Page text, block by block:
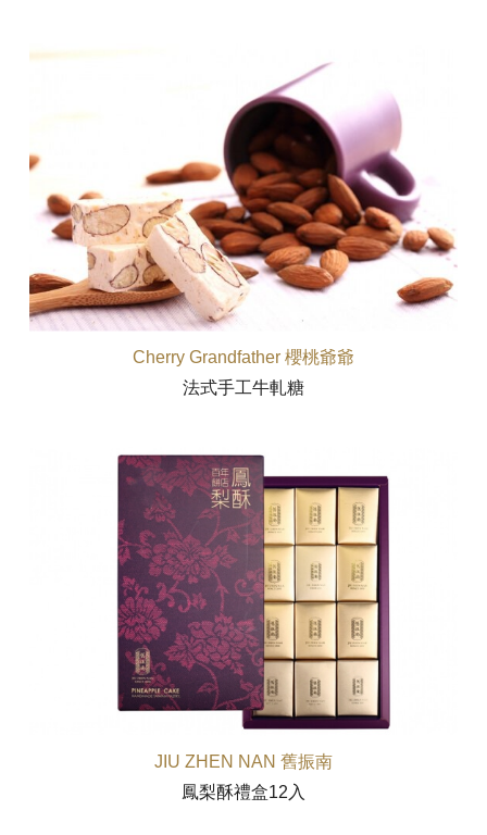
Cherry Grandfather 櫻桃爺爺
法式手工牛軋糖
JIU ZHEN NAN 舊振南
鳳梨酥禮盒12入